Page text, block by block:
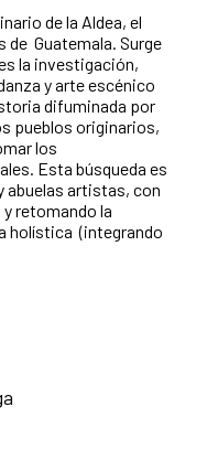
de la Aldea, el
de Guatemala. Surge
la investigación,
y arte escénico
difuminada por
pueblos originarios,
los
Esta búsqueda es
abuelas artistas, con
retomando la
holística (integrando